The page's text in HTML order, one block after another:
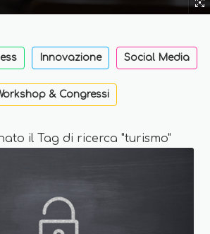
Innovazione Social Media
& Congressi
il Tag di ricerca "turismo"